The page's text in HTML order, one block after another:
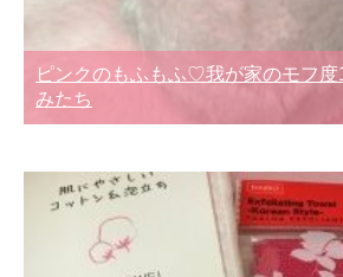
ピンクのもふもふ♡我が家のモフ度
みたち